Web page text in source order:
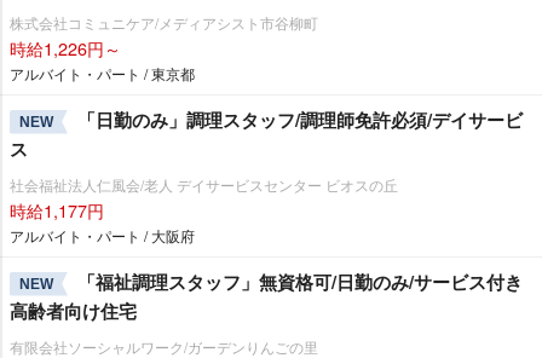
株式会社コミュニケア/メディアシスト市谷柳町
時給1,226円～
アルバイト・パート / 東京都
NEW
「日勤のみ」調理スタッフ/調理師免許必須/デイサービ
ス
社会福祉法人仁風会/老人 デイサービスセンター ビオスの丘
時給1,177円
アルバイト・パート / 大阪府
NEW
「福祉調理スタッフ」無資格可/日勤のみ/サービス付き
高齢者向け住宅
有限会社ソーシャルワーク/ガーデンりんごの里